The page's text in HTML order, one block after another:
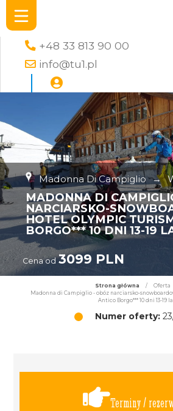
+48 33 813 90 00
info@tu1.pl
Madonna Di Campiglio →
MADONNA DI
NARCIARSKO-
HOTEL OLYMPIC
BORGO*** 10 DNI 13-19
Cena od 3099 PLN
Strona główna / Oferta
Madonna di Campiglio - obóz narciarsko-
Antico Borgo*** 10 dni 13-19
Numer oferty:
Terminy /